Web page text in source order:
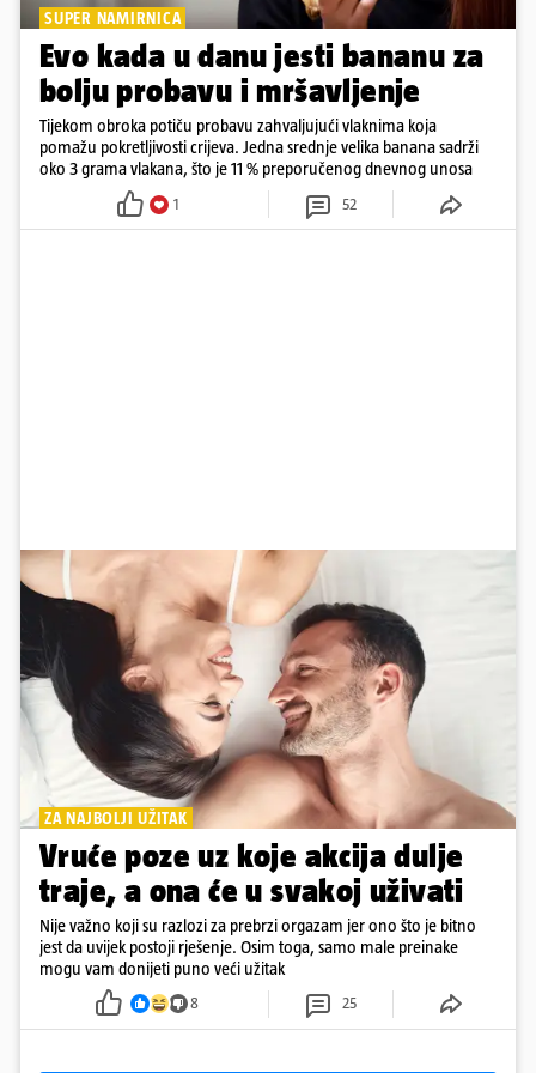
SUPER NAMIRNICA
Evo kada u danu jesti bananu za
bolju probavu i mršavljenje
Tijekom obroka potiču probavu zahvaljujući vlaknima koja
pomažu pokretljivosti crijeva. Jedna srednje velika banana sadrži
oko 3 grama vlakana, što je 11 % preporučenog dnevnog unosa
1 52
ZA NAJBOLJI UŽITAK
Vruće poze uz koje akcija dulje
traje, a ona će u svakoj uživati
Nije važno koji su razlozi za prebrzi orgazam jer ono što je bitno
jest da uvijek postoji rješenje. Osim toga, samo male preinake
mogu vam donijeti puno veći užitak
8 25